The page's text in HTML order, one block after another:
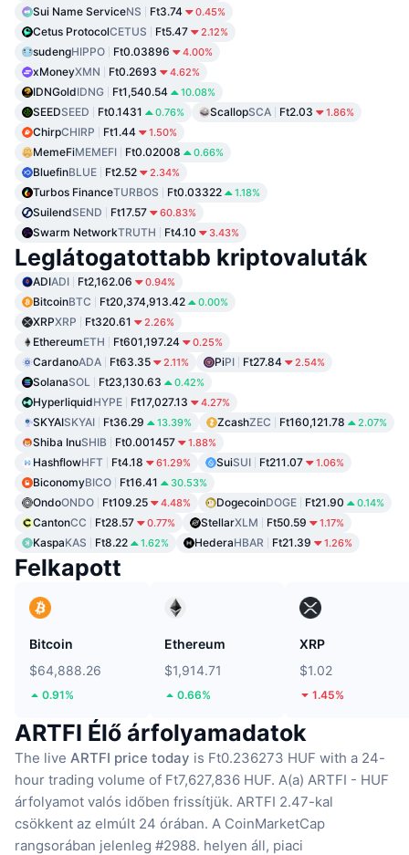
Sui Name ServiceNS Ft3.74 0.45%
Cetus ProtocolCETUS Ft5.47 2.12%
sudengHIPPO Ft0.03896 4.00%
xMoneyXMN Ft0.2693 4.62%
IDNGoldIDNG Ft1,540.54 10.08%
SEEDSEED Ft0.1431 0.76% ScallopSCA Ft2.03 1.86%
ChirpCHIRP Ft1.44 1.50%
MemeFiMEMEFI Ft0.02008 0.66%
BluefinBLUE Ft2.52 2.34%
Turbos FinanceTURBOS Ft0.03322 1.18%
SuilendSEND Ft17.57 60.83%
Swarm NetworkTRUTH Ft4.10 3.43%
Leglátogatottabb kriptovaluták
ADIADI Ft2,162.06 0.94%
BitcoinBTC Ft20,374,913.42 0.00%
XRPXRP Ft320.61 2.26%
EthereumETH Ft601,197.24 0.25%
CardanoADA Ft63.35 2.11% PiPI Ft27.84 2.54%
SolanaSOL Ft23,130.63 0.42%
HyperliquidHYPE Ft17,027.13 4.27%
SKYAISKYAI Ft36.29 13.39% ZcashZEC Ft160,121.78 2.07%
Shiba InuSHIB Ft0.001457 1.88%
HashflowHFT Ft4.18 61.29% SuiSUI Ft211.07 1.06%
BiconomyBICO Ft16.41 30.53%
OndoONDO Ft109.25 4.48% DogecoinDOGE Ft21.90 0.14%
CantonCC Ft28.57 0.77% StellarXLM Ft50.59 1.17%
KaspaKAS Ft8.22 1.62% HederaHBAR Ft21.39 1.26%
Felkapott
Bitcoin
$64,888.26
0.91%
Ethereum
$1,914.71
0.66%
XRP
$1.02
1.45%
ARTFI Élő árfolyamadatok
The live ARTFI price today is Ft0.236273 HUF with a 24-
hour trading volume of Ft7,627,836 HUF. A(a) ARTFI - HUF
árfolyamot valós időben frissítjük. ARTFI 2.47-kal
csökkent az elmúlt 24 órában. A CoinMarketCap
rangsorában jelenleg #2988. helyen áll, piaci